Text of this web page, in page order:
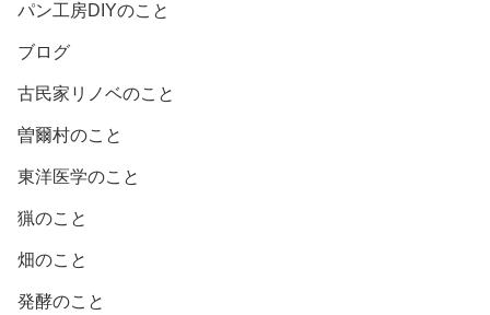
パン工房DIYのこと
ブログ
古民家リノベのこと
曽爾村のこと
東洋医学のこと
猟のこと
畑のこと
発酵のこと